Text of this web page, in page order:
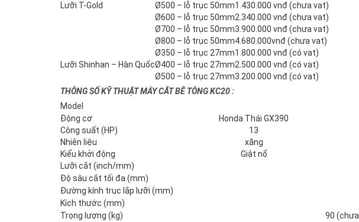
Lưỡi T-Gold
Ø500 – lỗ trục 50mm1.430.000 vnđ (chưa vat)
Ø600 – lỗ trục 50mm2.340.000 vnđ (chưa vat)
Ø700 – lỗ trục 50mm3.900.000 vnđ (chưa vat)
Ø800 – lỗ trục 50mm4.680.000vnđ (chưa vat)
Lưỡi Shinhan – Hàn Quốc
Ø350 – lỗ trục 27mm1.800.000 vnđ (có vat)
Ø400 – lỗ trục 27mm2.500.000 vnđ (có vat)
Ø500 – lỗ trục 27mm3.200.000 vnđ (có vat)
THÔNG SỐ KỸ THUẬT MÁY CẮT BÊ TÔNG KC20 :
Model
Động cơ
Honda Thái GX390
Công suất (HP)
13
Nhiên liệu
xăng
Kiểu khởi động
Giật nổ
Lưỡi cắt (inch/mm)
Độ sâu cắt tối đa (mm)
Đường kính trục lắp lưỡi (mm)
Kích thước (mm)
Trọng lượng (kg)
90